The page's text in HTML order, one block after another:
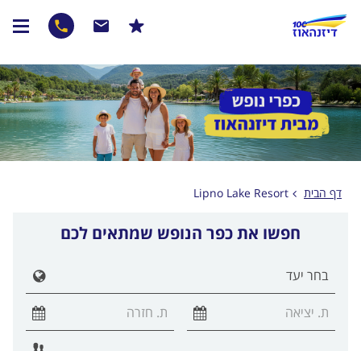
דף הבית Lipno Lake Resort
חפשו את כפר הנופש שמתאים לכם
הצג